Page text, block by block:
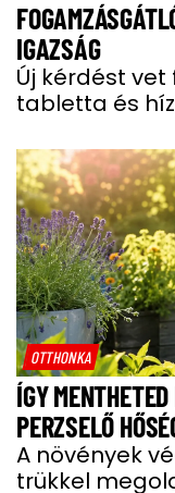
IGAZSÁG
Új kérdést
tabletta és
OTTHONKA
ÍGY
PERZSELŐ
A növények
trükkel